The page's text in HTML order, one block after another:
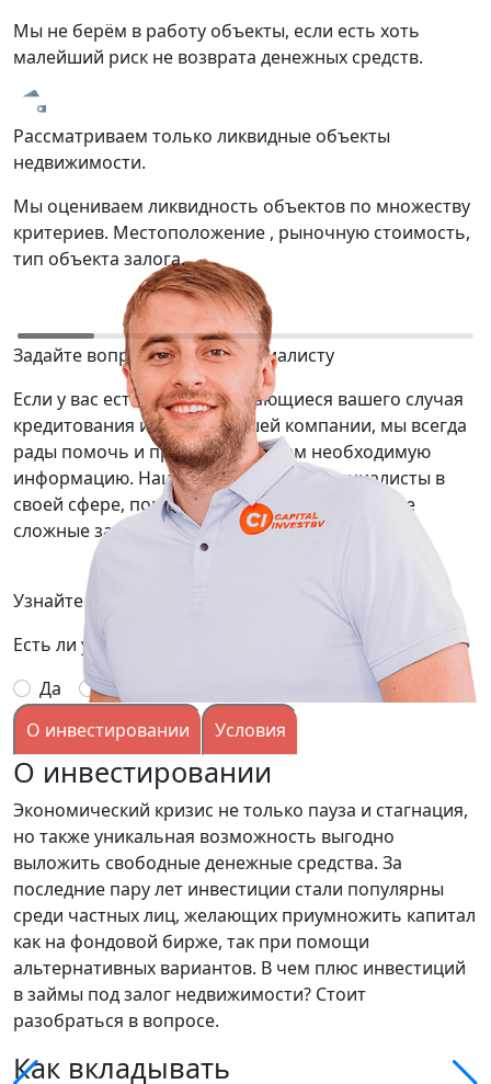
Мы не берём в работу объекты, если есть хоть
малейший риск не возврата денежных средств.
Рассматриваем только ликвидные объекты
недвижимости.
Мы оцениваем ликвидность объектов по множеству
критериев. Местоположение , рыночную стоимость,
тип объекта залога.
Задайте вопрос нашему специалисту
Если у вас есть вопросы касающиеся вашего случая
кредитования или услуг нашей компании, мы всегда
рады помочь и предоставить вам необходимую
информацию. Наши сотрудники — специалисты в
своей сфере, помогут вам решить даже самые
сложные задачи.
Узнайте подробней условия, заполнив заявку:
Есть ли у вас опыт выдачи займов под залог?
Да
Нет
О инвестировании
Условия
О инвестировании
Экономический кризис не только пауза и стагнация,
но также уникальная возможность выгодно
выложить свободные денежные средства. За
последние пару лет инвестиции стали популярны
среди частных лиц, желающих приумножить капитал
как на фондовой бирже, так при помощи
альтернативных вариантов. В чем плюс инвестиций
в займы под залог недвижимости? Стоит
разобраться в вопросе.
Как вкладывать